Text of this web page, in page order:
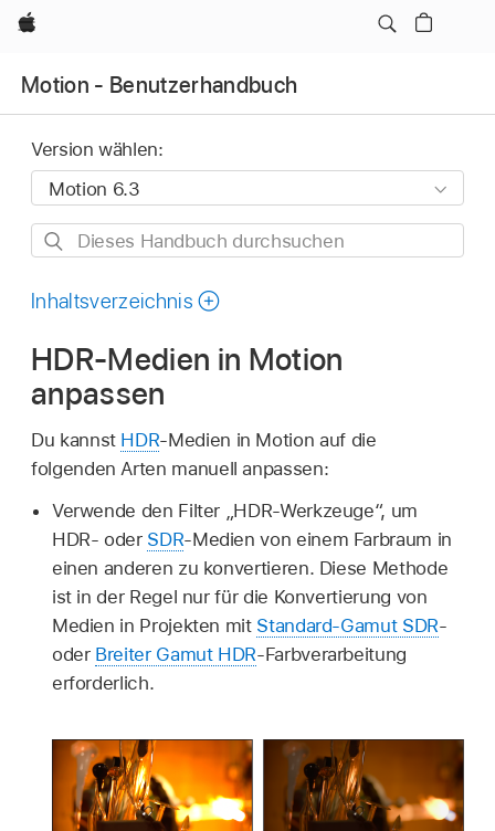
Apple
Motion - Benutzerhandbuch
Version wählen:
Dieses
durchsuchen
Inhaltsverzeichnis
HDR-Medien in Motion
anpassen
Du kannst HDR-Medien in Motion auf die
folgenden Arten manuell anpassen:
Verwende den Filter „HDR-Werkzeuge“, um
HDR- oder SDR-Medien von einem Farbraum in
einen anderen zu konvertieren. Diese Methode
ist in der Regel nur für die Konvertierung von
Medien in Projekten mit Standard-Gamut SDR-
oder Breiter Gamut HDR-Farbverarbeitung
erforderlich.